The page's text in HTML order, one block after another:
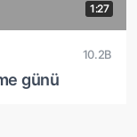
1:27
10.2B
günü